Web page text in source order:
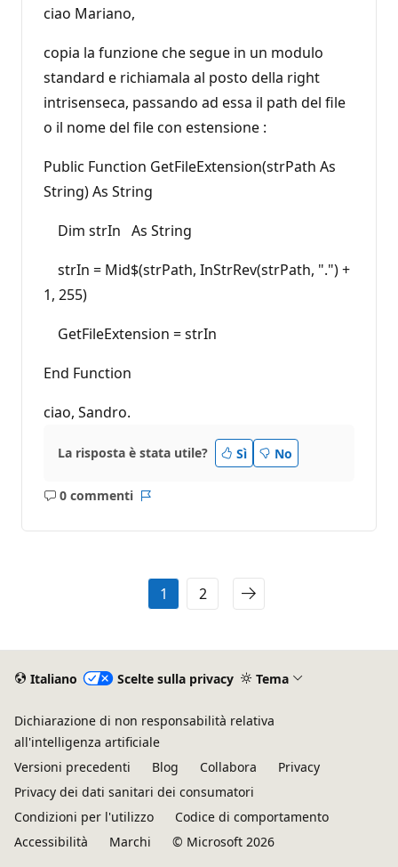
ciao Mariano,
copia la funzione che segue in un modulo
standard e richiamala al posto della right
intrisenseca, passando ad essa il path del file
o il nome del file con estensione :
Public Function GetFileExtension(strPath As
String) As String
Dim strIn As String
strIn = Mid$(strPath, InStrRev(strPath, ".") +
1, 255)
GetFileExtension = strIn
End Function
ciao, Sandro.
La risposta è stata utile? Sì No
0 commenti
Nessun
1 2
Italiano Scelte sulla privacy Tema
Dichiarazione di non responsabilità relativa
all'intelligenza artificiale
Versioni precedenti
Blog Collabora
Privacy
Privacy dei dati sanitari dei consumatori
Condizioni per l'utilizzo
Codice di comportamento
Accessibilità
Marchi © Microsoft 2026